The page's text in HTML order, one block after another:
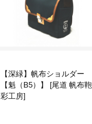
【深緑】帆布ショルダー
【魁（B5）】 [尾道 帆布鞄
彩工房]